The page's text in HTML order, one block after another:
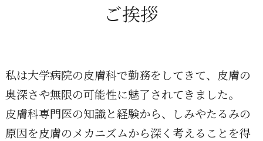
ご挨拶
私は大学病院の皮膚科で勤務をしてきて、皮膚の
奥深さや無限の可能性に魅了されてきました。
皮膚科専門医の知識と経験から、しみやたるみの
原因を皮膚のメカニズムから深く考えることを得